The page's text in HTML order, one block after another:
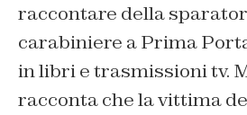
raccontare della
carabiniere a Prima
in libri e trasmissioni tv.
racconta che la vittima